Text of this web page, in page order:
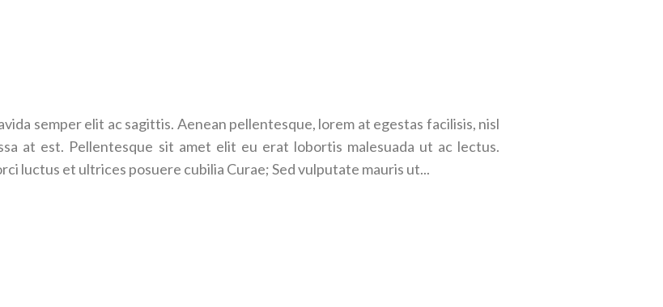
semper elit ac sagittis. Aenean pellentesque, lorem at egestas facilisis, nisl
at est. Pellentesque sit amet elit eu erat lobortis malesuada ut ac lectus.
luctus et ultrices posuere cubilia Curae; Sed vulputate mauris ut...